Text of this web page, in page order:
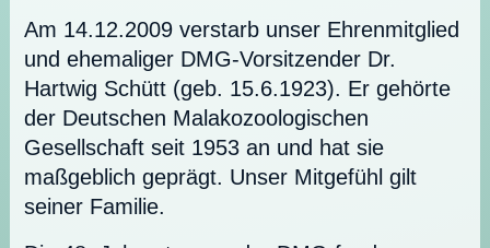
Am 14.12.2009 verstarb unser Ehrenmitglied
und ehemaliger DMG-Vorsitzender Dr.
Hartwig Schütt (geb. 15.6.1923). Er gehörte
der Deutschen Malakozoologischen
Gesellschaft seit 1953 an und hat sie
maßgeblich geprägt. Unser Mitgefühl gilt
seiner Familie.